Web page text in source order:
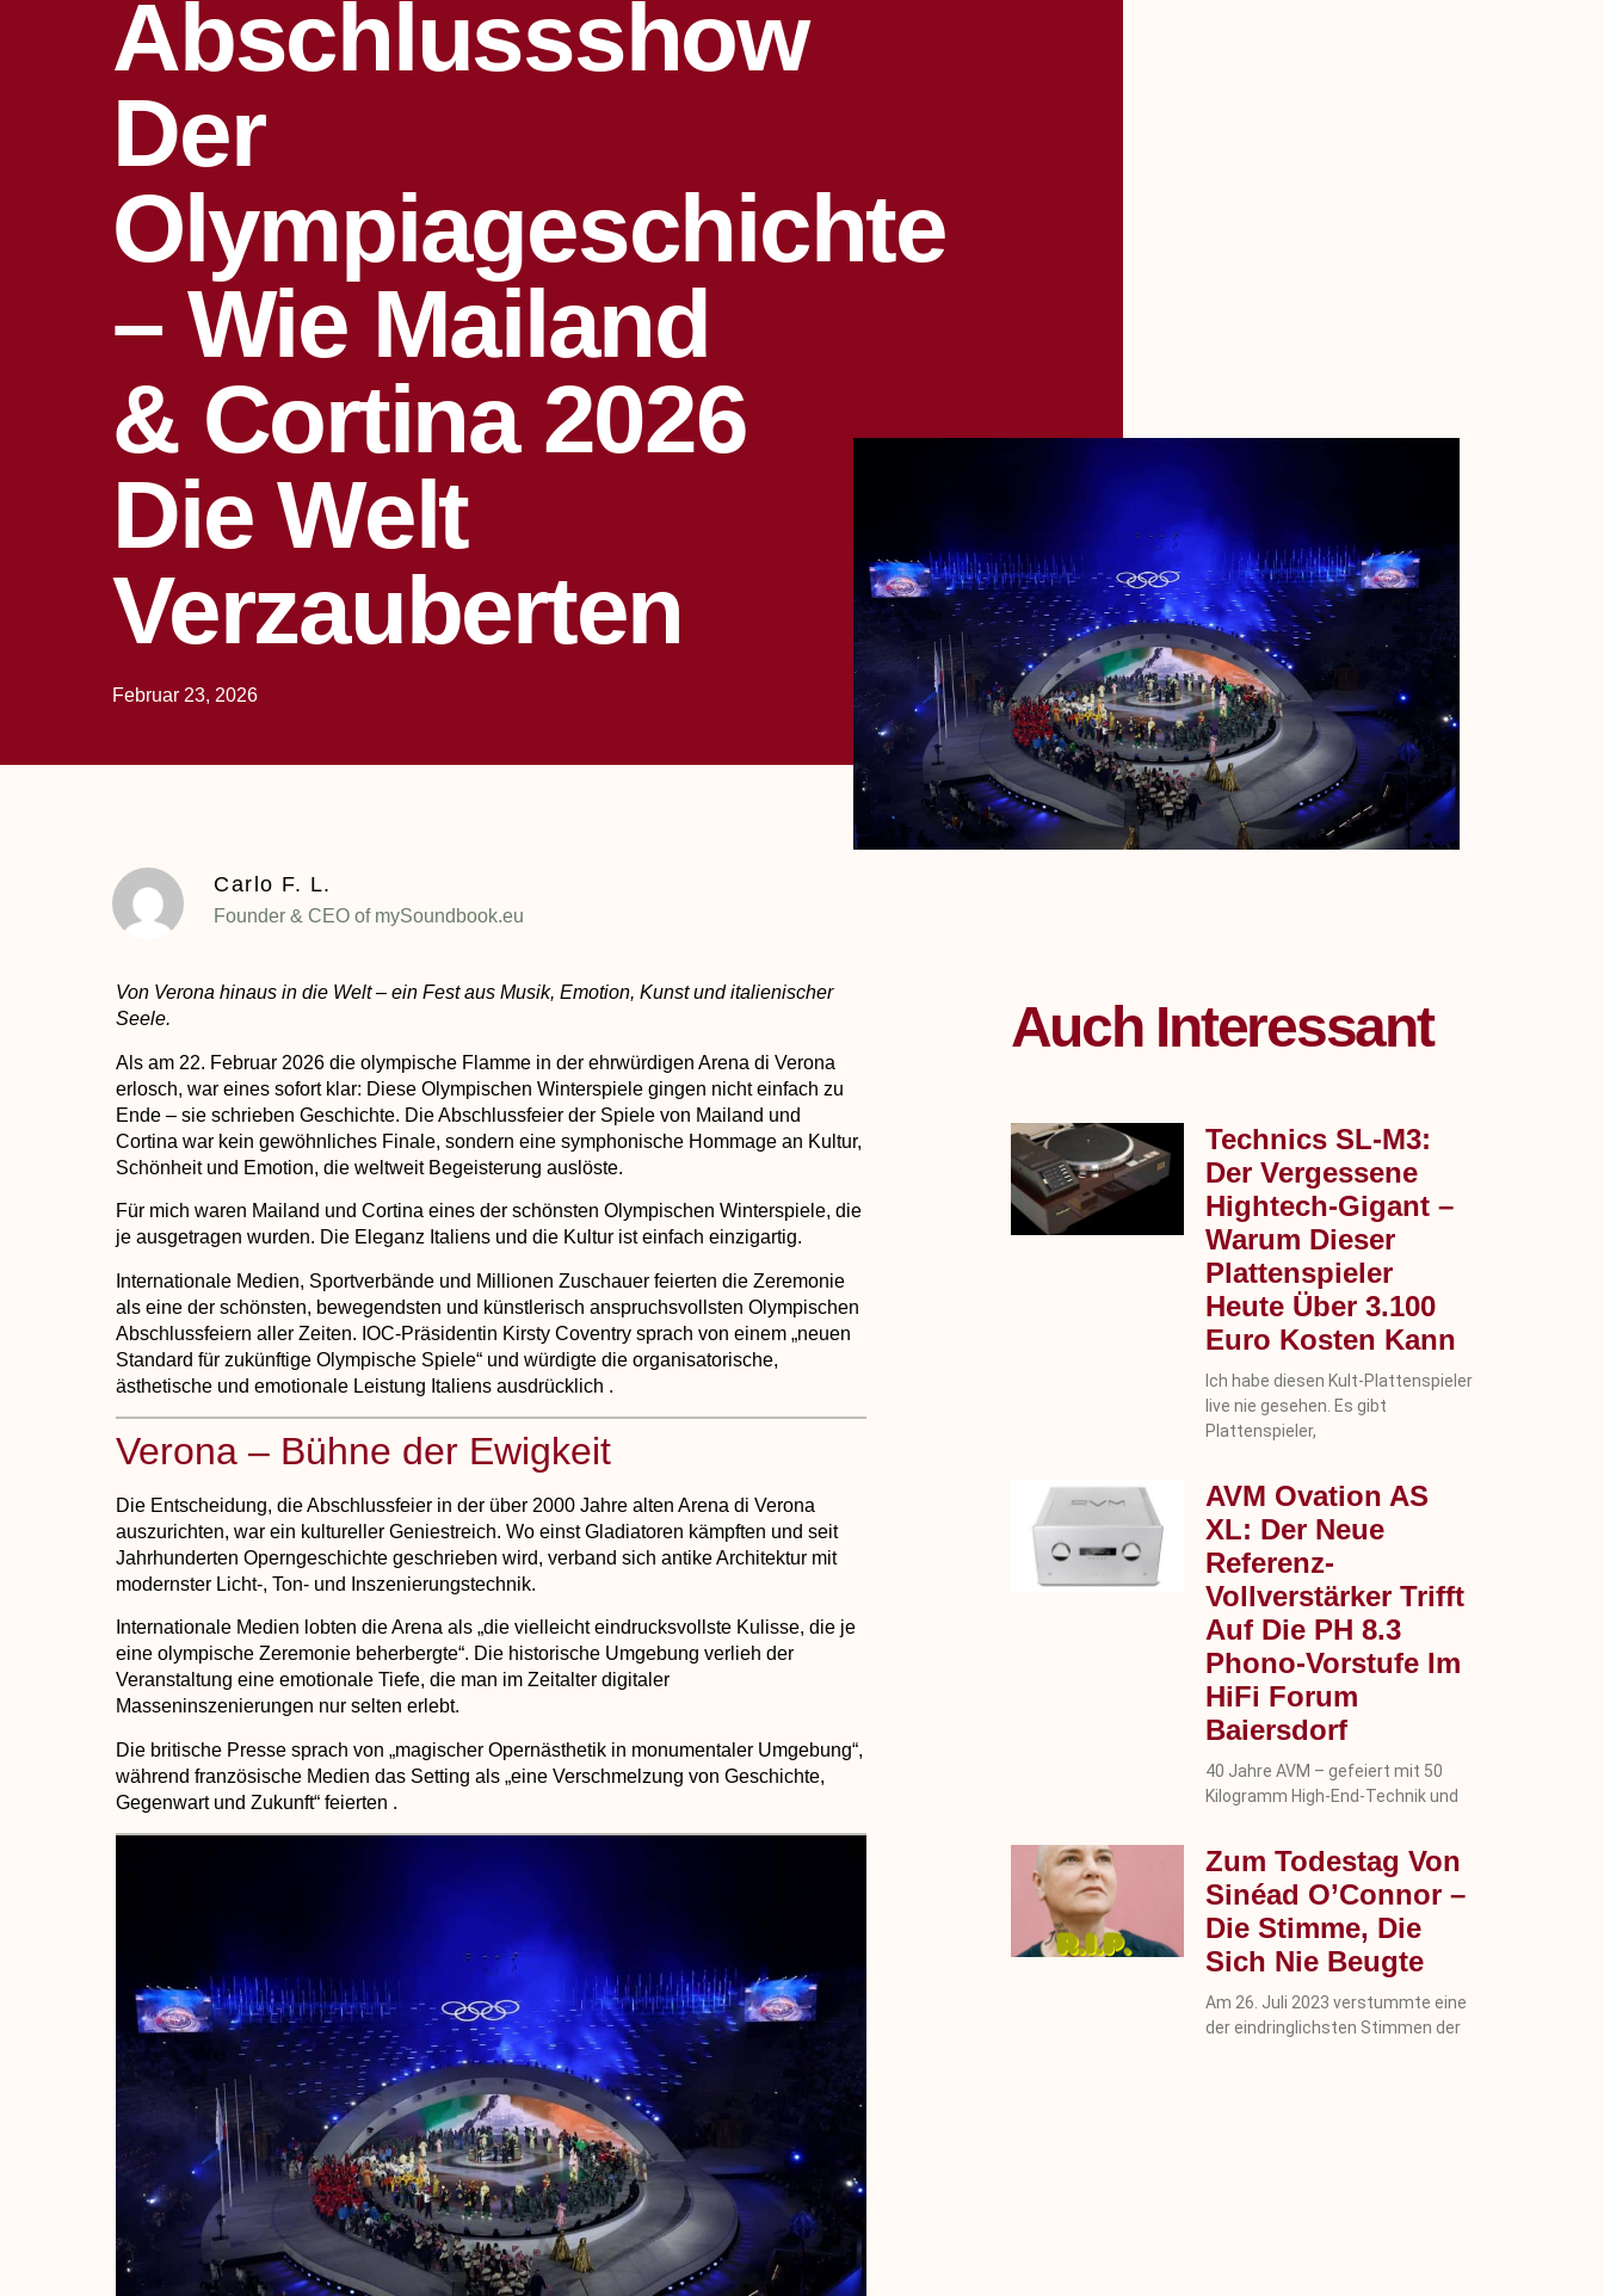
Abschlussshow
Der
Olympiageschichte
– Wie Mailand
& Cortina 2026
Die Welt
Verzauberten
Februar 23, 2026
Carlo F. L.
Founder & CEO of mySoundbook.eu
Von Verona hinaus in die Welt – ein Fest aus Musik, Emotion, Kunst und italienischer
Seele.
Als am 22. Februar 2026 die olympische Flamme in der ehrwürdigen Arena di Verona
erlosch, war eines sofort klar: Diese Olympischen Winterspiele gingen nicht einfach zu
Ende – sie schrieben Geschichte. Die Abschlussfeier der Spiele von Mailand und
Cortina war kein gewöhnliches Finale, sondern eine symphonische Hommage an Kultur,
Schönheit und Emotion, die weltweit Begeisterung auslöste.
Für mich waren Mailand und Cortina eines der schönsten Olympischen Winterspiele, die
je ausgetragen wurden. Die Eleganz Italiens und die Kultur ist einfach einzigartig.
Internationale Medien, Sportverbände und Millionen Zuschauer feierten die Zeremonie
als eine der schönsten, bewegendsten und künstlerisch anspruchsvollsten Olympischen
Abschlussfeiern aller Zeiten. IOC-Präsidentin Kirsty Coventry sprach von einem „neuen
Standard für zukünftige Olympische Spiele“und würdigte die organisatorische,
ästhetische und emotionale Leistung Italiens ausdrücklich .
Verona – Bühne der Ewigkeit
Die Entscheidung, die Abschlussfeier in der über 2000 Jahre alten Arena di Verona
auszurichten, war ein kultureller Geniestreich. Wo einst Gladiatoren kämpften und seit
Jahrhunderten Operngeschichte geschrieben wird, verband sich antike Architektur mit
modernster Licht-, Ton- und Inszenierungstechnik.
Internationale Medien lobten die Arena als „die vielleicht eindrucksvollste Kulisse, die je
eine olympische Zeremonie beherbergte“. Die historische Umgebung verlieh der
Veranstaltung eine emotionale Tiefe, die man im Zeitalter digitaler
Masseninszenierungen nur selten erlebt.
Die britische Presse sprach von „magischer Opernästhetik in monumentaler Umgebung“,
während französische Medien das Setting als „eine Verschmelzung von Geschichte,
Gegenwart und Zukunft“feierten .
Auch Interessant
Technics SL‑M3:
Der Vergessene
Hightech-Gigant –
Warum Dieser
Plattenspieler
Heute Über 3.100
Euro Kosten Kann
Ich habe diesen Kult-Plattenspieler
live nie gesehen. Es gibt
Plattenspieler,
AVM Ovation AS
XL: Der Neue
Referenz-
Vollverstärker Trifft
Auf Die PH 8.3
Phono-Vorstufe Im
HiFi Forum
Baiersdorf
40 Jahre AVM – gefeiert mit 50
Kilogramm High-End-Technik und
Zum Todestag Von
Sinéad O’Connor –
Die Stimme, Die
Sich Nie Beugte
Am 26. Juli 2023 verstummte eine
der eindringlichsten Stimmen der